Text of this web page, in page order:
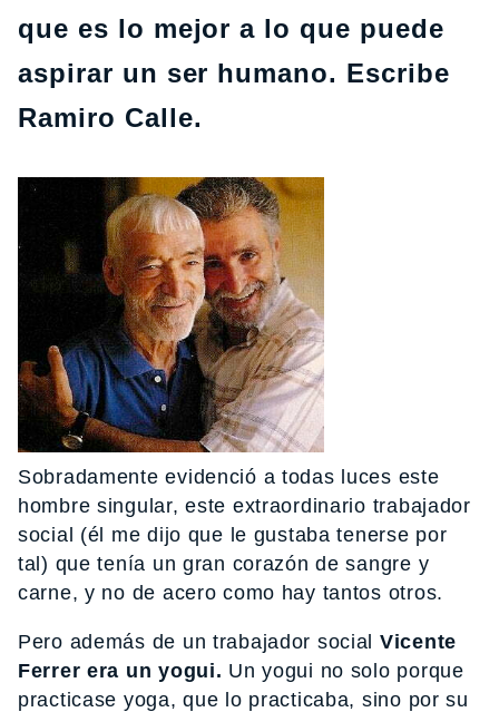
que es lo mejor a lo que puede
aspirar un ser humano. Escribe
Ramiro Calle.
Sobradamente evidenció a todas luces este
hombre singular, este extraordinario trabajador
social (él me dijo que le gustaba tenerse por
tal) que tenía un gran corazón de sangre y
carne, y no de acero como hay tantos otros.
Pero además de un trabajador social Vicente
Ferrer era un yogui. Un yogui no solo porque
practicase yoga, que lo practicaba, sino por su